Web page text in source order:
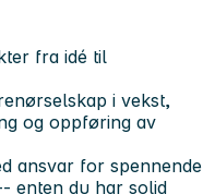
fra idé til
i vekst,
og oppføring av
ansvar for spennende
enten du har solid